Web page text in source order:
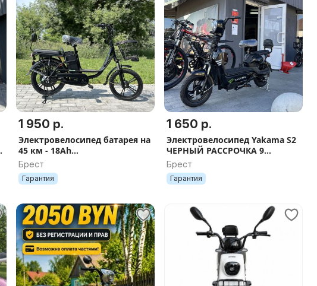
1 950 р.
Электровелосипед батарея на
45 км - 18Ah
(КОЛХОЗНИК)Yakama S1
РАССРОЧКА 9 МЕСЯЦЕВ
Брест
Гарантия
1 650 р.
Электровелосипед Yakama S2
ЧЕРНЫЙ РАССРОЧКА 9
МЕСЯЦЕВ
Брест
Гарантия